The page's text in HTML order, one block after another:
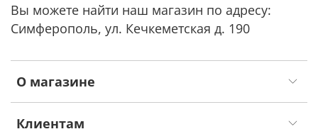
О магазине
Клиентам
Вы можете найти наш магазин по адресу:
Симферополь, ул. Кечкеметская д. 190